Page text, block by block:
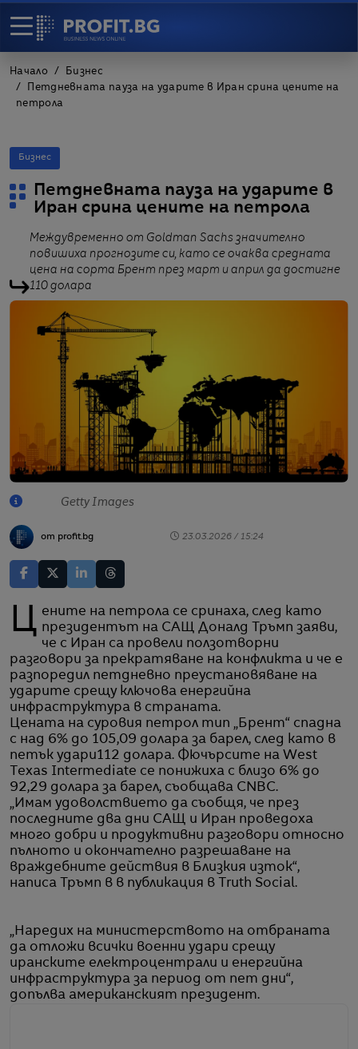
Начало
Бизнес
Петдневната пауза на ударите в Иран срина цените на
петрола
Бизнес
Петдневната пауза на ударите в
Иран срина цените на петрола
Междувременно от Goldman Sachs значително
повишиха прогнозите си, като се очаква средната
цена на сорта Брент през март и април да достигне
110 долара
Getty Images
от profit.bg 23.03.2026 / 15:24
Цените на петрола се сринаха, след като президентът на САЩ Доналд Тръмп заяви,
че с Иран са провели ползотворни
разговори за прекратяване на конфликта и че е
разпоредил петдневно преустановяване на
ударите срещу ключова енергийна
инфраструктура в страната.
Цената на суровия петрол тип „Брент“ спадна
с над 6% до 105,09 долара за барел, след като в
петък удари112 долара. Фючърсите на West
Texas Intermediate се понижиха с близо 6% до
92,29 долара за барел, съобщава CNBC.
„Имам удоволствието да съобщя, че през
последните два дни САЩ и Иран проведоха
много добри и продуктивни разговори относно
пълното и окончателно разрешаване на
враждебните действия в Близкия изток“,
написа Тръмп в в публикация в Truth Social.
„Наредих на министерството на отбраната
да отложи всички военни удари срещу
иранските електроцентрали и енергийна
инфраструктура за период от пет дни“,
допълва американският президент.